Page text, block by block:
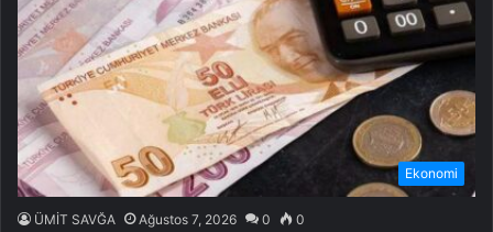
Ekonomi
ÜMİT SAVĞA Ağustos 7, 2026 0 0